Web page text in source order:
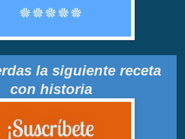
la siguiente receta
con historia